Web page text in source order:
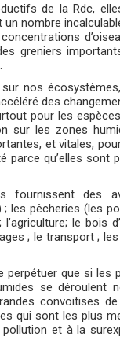
de la Rdc,
nombre
greniers
nos
des
pour les
sur les zones
et vitales,
qu’elles sont
des
les pêcheries (les
le bois
; le transport ;
que si les
se déroulent
convoitises
qui sont les plus
et à la